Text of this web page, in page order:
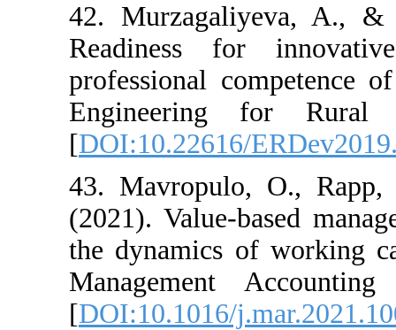
42.
Readiness
professional
Engineering
[DOI:10.22616/
43.
(2021). Value-
the dynamics
Management
[DOI:10.1016/